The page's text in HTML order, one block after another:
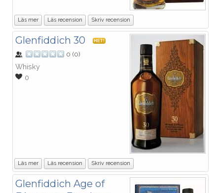
Läs mer Läs recension Skriv recension
Glenfiddich 30 HET!
0 (0)
Whisky
0
Läs mer Läs recension Skriv recension
Glenfiddich Age of